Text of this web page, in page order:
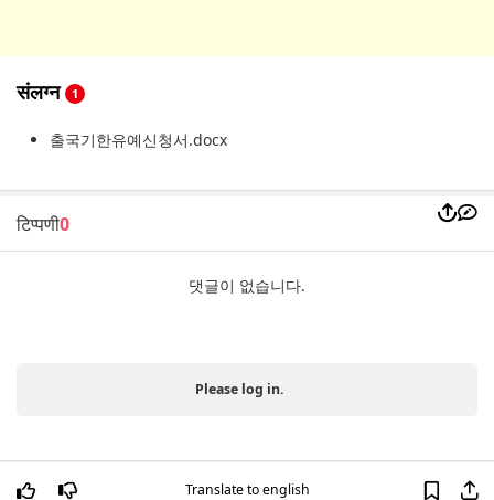
संलग्न 1
출국기한유예신청서.docx
टिप्पणी0
댓글이 없습니다.
Please log in.
Translate to english